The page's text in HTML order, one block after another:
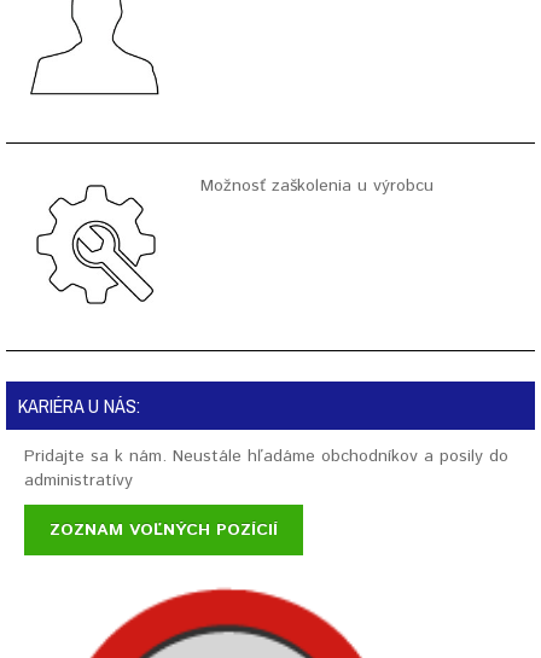
Možnosť zaškolenia u výrobcu
KARIÉRA U NÁS:
Pridajte sa k nám. Neustále hľadáme obchodníkov a posily do
administratívy
ZOZNAM VOĽNÝCH POZÍCIÍ